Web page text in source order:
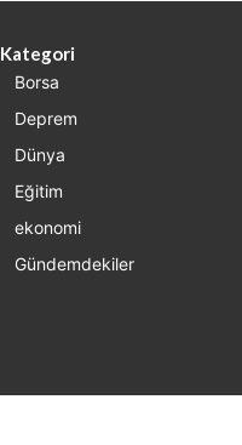
Kategori
Borsa
Deprem
Dünya
Eğitim
ekonomi
Gündemdekiler